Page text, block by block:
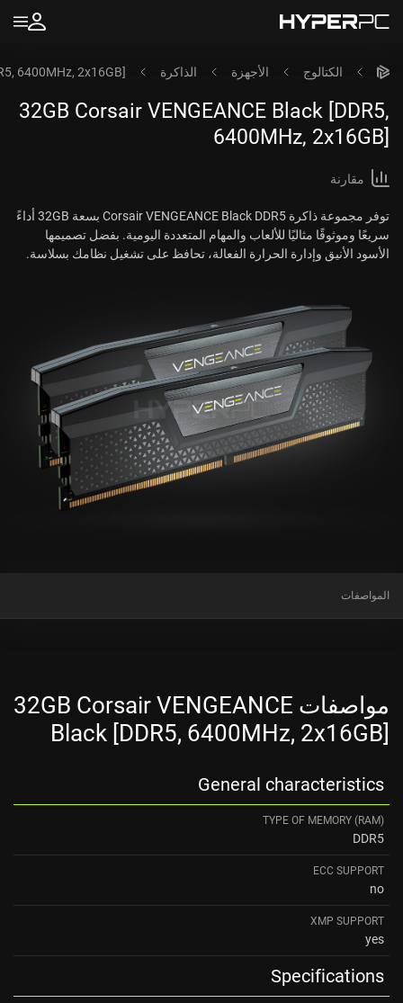
الكتالوج الأجهزة الذاكرة 6400MHz, 2x16GB]
32GB Corsair VENGEANCE Black [DDR5,
6400MHz, 2x16GB]
مقارنة
توفر مجموعة ذاكرة Corsair VENGEANCE Black DDR5 بسعة 32GB أداءً
سريعًا وموثوقًا مثاليًا للألعاب والمهام المتعددة اليومية. بفضل تصميمها
الأسود الأنيق وإدارة الحرارة الفعالة، تحافظ على تشغيل نظامك بسلاسة.
المواصفات
مواصفات 32GB Corsair VENGEANCE
Black [DDR5, 6400MHz, 2x16GB]
General characteristics
TYPE OF MEMORY (RAM)
DDR5
ECC SUPPORT
no
XMP SUPPORT
yes
Specifications